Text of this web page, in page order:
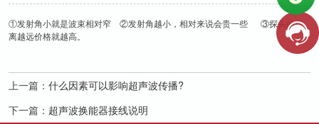
①发射角小就是波束相对窄 ②发射角越小，相对来说会贵一些 ③探头的距
离越远价格就越高。
上一篇： 什么因素可以影响超声波传播?
下一篇： 超声波换能器接线说明